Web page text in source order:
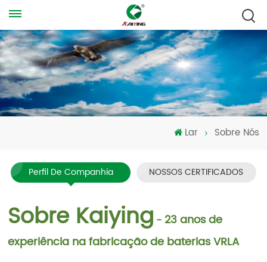
Lar Sobre Nós
Perfil De Companhia NOSSOS CERTIFICADOS
Sobre Kaiying - 23 anos de
experiência na fabricação de baterias VRLA